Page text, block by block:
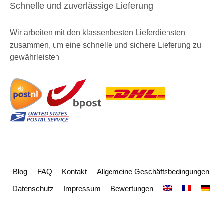
Schnelle und zuverlässige Lieferung
Wir arbeiten mit den klassenbesten Lieferdiensten
zusammen, um eine schnelle und sichere Lieferung zu
gewährleisten
Blog FAQ Kontakt
Allgemeine Geschäftsbedingungen
Datenschutz
Impressum Bewertungen